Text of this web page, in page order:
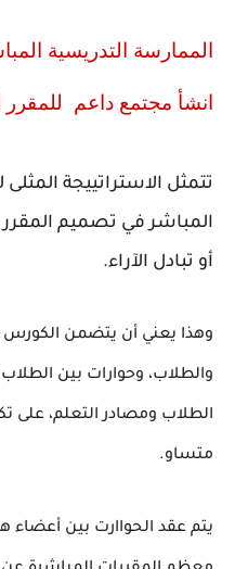
الممارسة التدريسية
انشأ مجتمع داعم للمقرر
تتمثل الاستراتييجة
المباشر في تصميم
أو تبادل الآراء.
وهذا يعني أن يتضمن
والطلاب، وحوارات بين
الطلاب ومصادر التعلم، على
متساو.
يتم عقد الحواارت بين أعضاء